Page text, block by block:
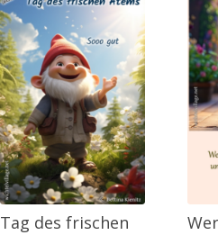
Tag des frischen